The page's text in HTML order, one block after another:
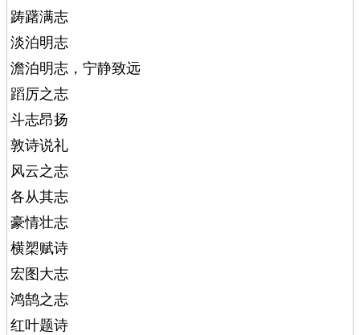
踌躇满志
淡泊明志
澹泊明志，宁静致远
蹈厉之志
斗志昂扬
敦诗说礼
风云之志
各从其志
豪情壮志
横槊赋诗
宏图大志
鸿鹄之志
红叶题诗